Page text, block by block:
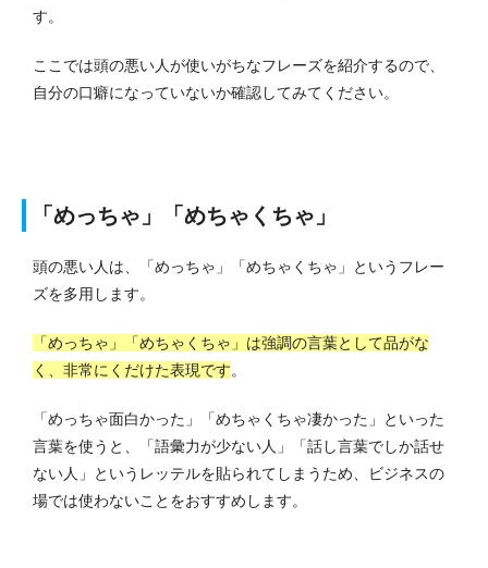
す。
ここでは頭の悪い人が使いがちなフレーズを紹介するので、
自分の口癖になっていないか確認してみてください。
「めっちゃ」「めちゃくちゃ」
頭の悪い人は、「めっちゃ」「めちゃくちゃ」というフレー
ズを多用します。
「めっちゃ」「めちゃくちゃ」は強調の言葉として品がな
く、非常にくだけた表現です。
「めっちゃ面白かった」「めちゃくちゃ凄かった」といった
言葉を使うと、「語彙力が少ない人」「話し言葉でしか話せ
ない人」というレッテルを貼られてしまうため、ビジネスの
場では使わないことをおすすめします。